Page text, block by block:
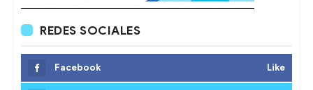
REDES SOCIALES
Facebook Like